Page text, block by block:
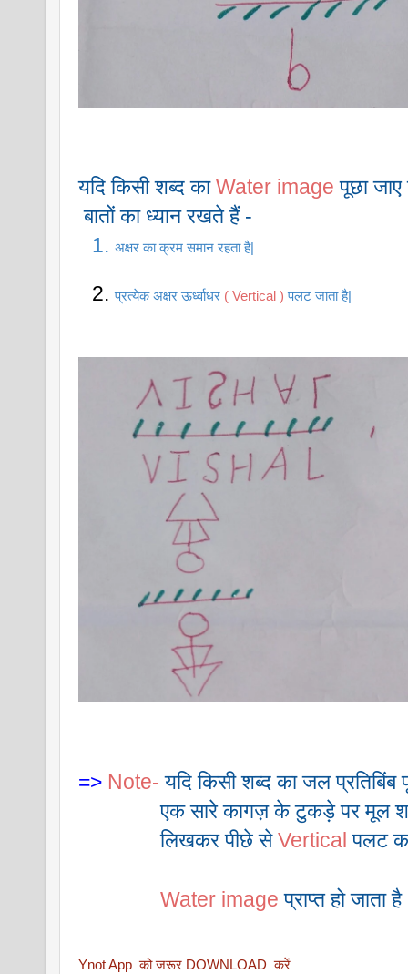
यदि किसी शब्द का Water image पूछा जाए
बातों का ध्यान रखते हैं -
अक्षर का क्रम समान रहता है|
प्रत्येक अक्षर ऊर्ध्वाधर ( Vertical ) पलट जाता है|
=> Note- यदि किसी शब्द का जल प्रतिबिंब
एक सारे कागज़ के टुकड़े पर मूल
लिखकर पीछे से Vertical पलट
Water image प्राप्त हो जाता है
Ynot App  को जरूर DOWNLOAD  करें